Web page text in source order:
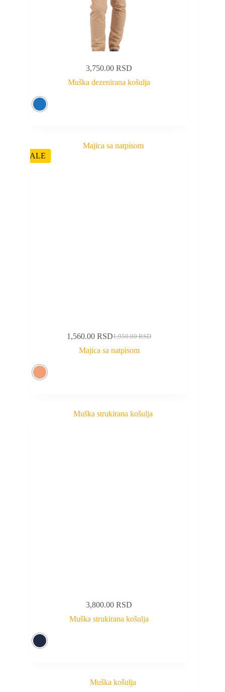
3,750.00RSD
Muška dezenirana košulja
SALE
1,950.00RSD
1,560.00RSD
Majica sa natpisom
3,800.00RSD
Muška strukirana košulja